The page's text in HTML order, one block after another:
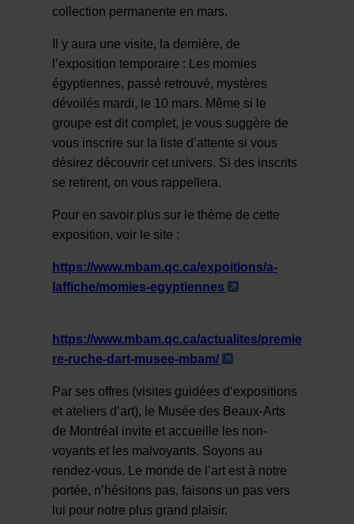
collection permanente en mars.
Il y aura une visite, la dernière, de
l’exposition temporaire : Les momies
égyptiennes, passé retrouvé, mystères
dévoilés mardi, le 10 mars. Même si le
groupe est dit complet, je vous suggère de
vous inscrire sur la liste d’attente si vous
désirez découvrir cet univers. Si des inscrits
se retirent, on vous rappellera.
Pour en savoir plus sur le thème de cette
exposition, voir le site :
https://www.mbam.qc.ca/expoitions/a-
laffiche/momies-egyptiennes
- Cet hyperlien
https://www.mbam.qc.ca/actualites/premie
re-ruche-dart-musee-mbam/
- Cet hyperlien
Par ses offres (visites guidées d‘expositions
et ateliers d’art), le Musée des Beaux-Arts
de Montréal invite et accueille les non-
voyants et les malvoyants. Soyons au
rendez-vous. Le monde de l’art est à notre
portée, n’hésitons pas, faisons un pas vers
lui pour notre plus grand plaisir.